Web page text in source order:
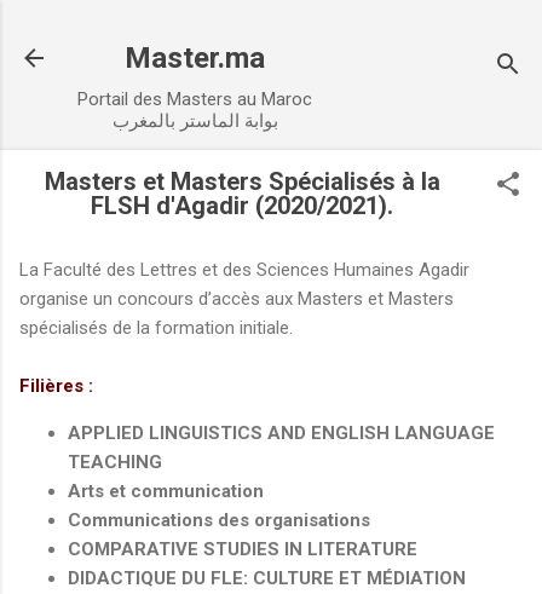
Master.ma
Portail des Masters au Maroc
بوابة الماستر بالمغرب
Masters et Masters Spécialisés à la
FLSH d'Agadir (2020/2021).
La Faculté des Lettres et des Sciences Humaines Agadir
organise un concours d’accès aux Masters et Masters
spécialisés de la formation initiale.
Filières :
APPLIED LINGUISTICS AND ENGLISH LANGUAGE
TEACHING
Arts et communication
Communications des organisations
COMPARATIVE STUDIES IN LITERATURE
DIDACTIQUE DU FLE: CULTURE ET MÉDIATION